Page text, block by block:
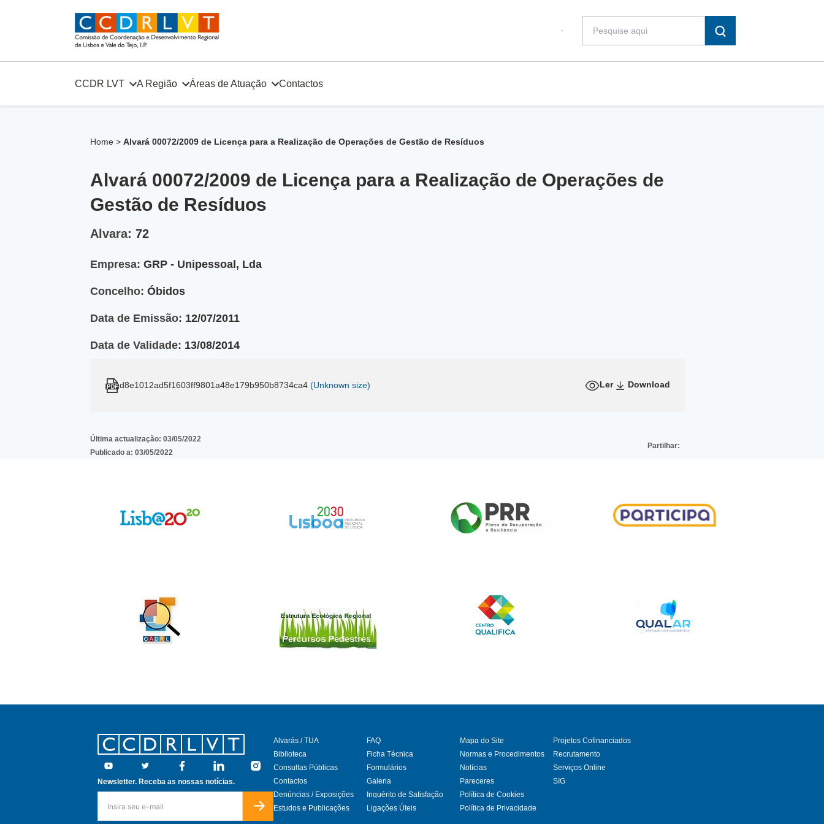
CCDR LVT A Região Áreas de Atuação Contactos
Home > Alvará 00072/2009 de Licença para a Realização de Operações de Gestão de Resíduos
Alvará 00072/2009 de Licença para a Realização de Operações de
Gestão de Resíduos
Alvara: 72
Empresa: GRP - Unipessoal, Lda
Concelho: Óbidos
Data de Emissão: 12/07/2011
Data de Validade: 13/08/2014
d8e1012ad5f1603ff9801a48e179b950b8734ca4 (Unknown size) Ler Download
Última actualização: 03/05/2022
Publicado a: 03/05/2022
Partilhar:
Footer
Youtube Twitter Facebook Linkedin
Instagram
Newsletter. Receba as nossas notícias.
Alvarás / TUA
Biblioteca
Consultas Públicas
Contactos
Denúncias / Exposições
Estudos e Publicações
FAQ
Ficha Técnica
Formulários
Galeria
Inquérito de Satisfação
Ligações Úteis
Mapa do Site
Normas e Procedimentos
Notícias
Pareceres
Política de Cookies
Política de Privacidade
Projetos Cofinanciados
Recrutamento
Serviços Online
SIG